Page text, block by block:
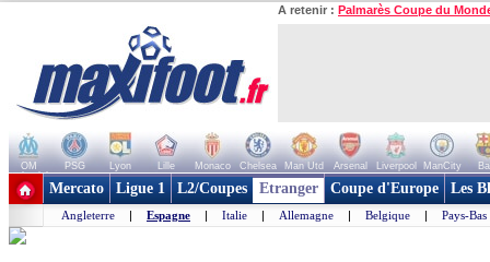
A retenir : Palmarès Coupe du
OM PSG Lyon Lille Monaco Chelsea Man Utd Arsenal Liverpool ManCity
+ de clubs
Mercato Ligue 1 L2/Coupes Etranger Coupe d'Europe Les
Angleterre | Espagne | Italie | Allemagne | Belgique | Pays-Bas